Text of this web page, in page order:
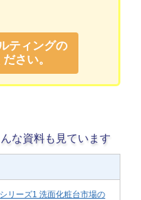
ティングの
さい。
な資料も見ています
リーズ1 洗面化粧台市場の